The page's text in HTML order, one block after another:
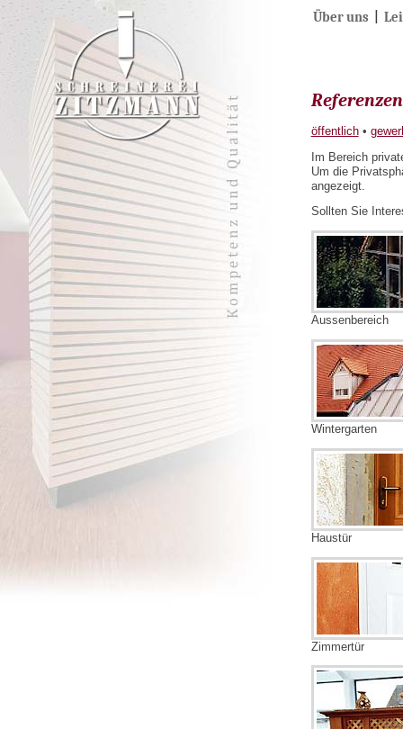
Über uns
öffentlich•
Im Bereich
Um die
angezeigt.
Sollten Sie
Aussenbereich
Wintergarten
Haustür
Zimmertür